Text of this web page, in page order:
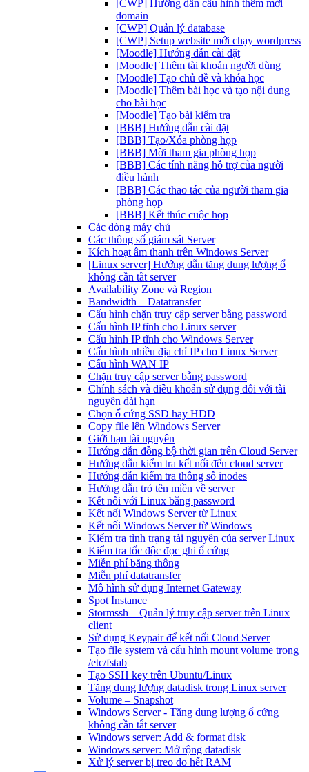
[CWP] Hướng dẫn cấu hình thêm mới
domain
[CWP] Quản lý database
[CWP] Setup website mới chạy wordpress
[Moodle] Hướng dẫn cài đặt
[Moodle] Thêm tài khoản người dùng
[Moodle] Tạo chủ đề và khóa học
[Moodle] Thêm bài học và tạo nội dung
cho bài học
[Moodle] Tạo bài kiểm tra
[BBB] Hướng dẫn cài đặt
[BBB] Tạo/Xóa phòng họp
[BBB] Mời tham gia phòng họp
[BBB] Các tính năng hỗ trợ của người
điều hành
[BBB] Các thao tác của người tham gia
phòng họp
[BBB] Kết thúc cuộc họp
Các dòng máy chủ
Các thông số giám sát Server
Kích hoạt âm thanh trên Windows Server
[Linux server] Hướng dẫn tăng dung lượng ổ
không cần tắt server
Availability Zone và Region
Bandwidth – Datatransfer
Cấu hình chặn truy cập server bằng password
Cấu hình IP tĩnh cho Linux server
Cấu hình IP tĩnh cho Windows Server
Cấu hình nhiều địa chỉ IP cho Linux Server
Cấu hình WAN IP
Chặn truy cập server bằng password
Chính sách và điều khoản sử dụng đối với tài
nguyên dài hạn
Chọn ổ cứng SSD hay HDD
Copy file lên Windows Server
Giới hạn tài nguyên
Hướng dẫn đồng bộ thời gian trên Cloud Server
Hướng dẫn kiểm tra kết nối đến cloud server
Hướng dẫn kiểm tra thông số inodes
Hướng dẫn trỏ tên miền về server
Kết nối với Linux bằng password
Kết nối Windows Server từ Linux
Kết nối Windows Server từ Windows
Kiểm tra tình trạng tài nguyên của server Linux
Kiểm tra tốc độc đọc ghi ổ cứng
Miễn phí băng thông
Miễn phí datatransfer
Mô hình sử dụng Internet Gateway
Spot Instance
Stormssh – Quản lý truy cập server trên Linux
client
Sử dụng Keypair để kết nối Cloud Server
Tạo file system và cấu hình mount volume trong
/etc/fstab
Tạo SSH key trên Ubuntu/Linux
Tăng dung lượng datadisk trong Linux server
Volume – Snapshot
Windows Server - Tăng dung lượng ổ cứng
không cần tắt server
Windows server: Add & format disk
Windows server: Mở rộng datadisk
Xử lý server bị treo do hết RAM